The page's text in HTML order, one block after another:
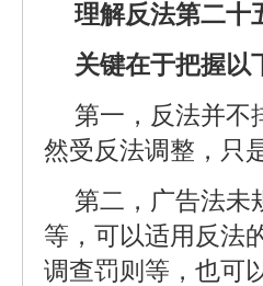
理解反法第二十
关键在于把握以
第一，反法并不
然受反法调整，只
第二，广告法未
等，可以适用反法
调查罚则等，也可